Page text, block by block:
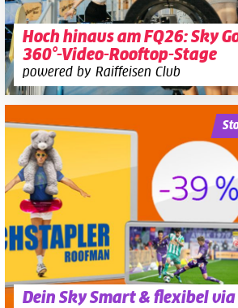
Hoch hinaus am FQ26: Sky
360°-Video-Rooftop-Stage
powered by Raiffeisen Club
Dein Sky Smart & flexibel via